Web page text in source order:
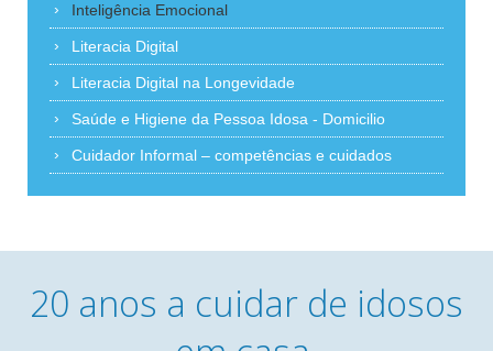
Inteligência Emocional
Literacia Digital
Literacia Digital na Longevidade
Saúde e Higiene da Pessoa Idosa - Domicilio
Cuidador Informal – competências e cuidados
20 anos a cuidar de idosos